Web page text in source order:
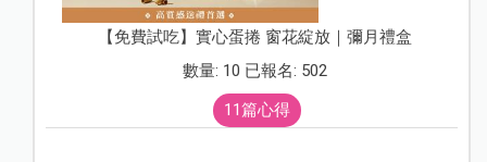
【免費試吃】實心蛋捲 窗花綻放｜彌月禮盒
數量: 10 已報名: 502
11篇心得